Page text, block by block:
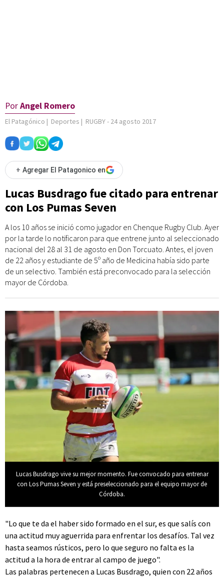
PorAngel Romero
El Patagónico | Deportes | RUGBY- 24 agosto 2017
+ Agregar El Patagonico en
Lucas Busdrago fue citado para entrenar
con Los Pumas Seven
A los 10 años se inició como jugador en Chenque Rugby Club. Ayer
por la tarde lo notificaron para que entrene junto al seleccionado
nacional del 28 al 31 de agosto en Don Torcuato. Antes, el joven
de 22 años y estudiante de 5º año de Medicina había sido parte
de un selectivo. También está preconvocado para la selección
mayor de Córdoba.
Lucas Busdrago vive su mejor momento. Fue convocado para entrenar
con Los Pumas Seven y está preseleccionado para el equipo mayor de
Córdoba.
"Lo que te da el haber sido formado en el sur, es que salís con
una actitud muy aguerrida para enfrentar los desafíos. Tal vez
hasta seamos rústicos, pero lo que seguro no falta es la
actitud a la hora de entrar al campo de juego".
Las palabras pertenecen a Lucas Busdrago, quien con 22 años